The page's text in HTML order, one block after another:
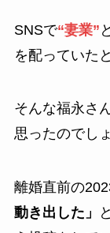
SNSで“妻業”
を配っていた
そんな福永さ
思ったのでし
離婚直前の
動き出した」